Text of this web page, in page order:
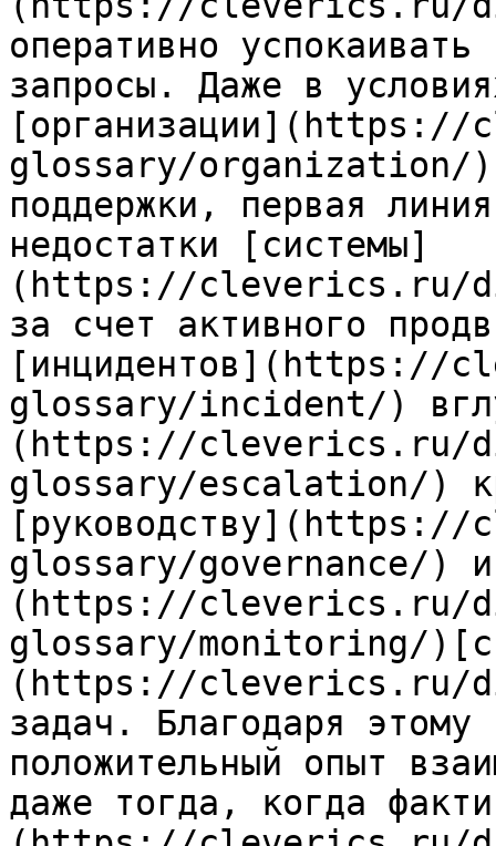
оперативно
запросы. Даже в
glossary/organization/)
поддержки, первая
недостатки [системы]
(https://cleverics.ru/
за счет активного
glossary/incident/)
(https://cleverics.ru/
glossary/escalation/)
glossary/governance/) и
(https://cleverics.ru/
glossary/monitoring/
(https://cleverics.ru/
задач. Благодаря этому
положительный опыт
даже тогда, когда